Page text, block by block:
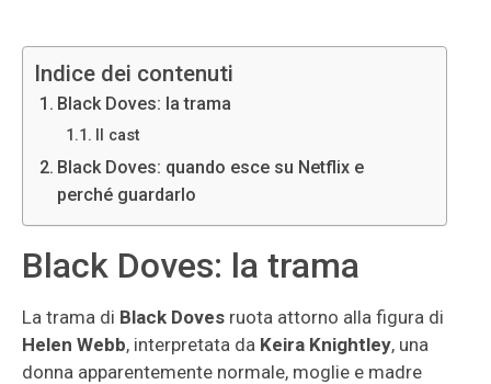
Indice dei contenuti
Black Doves: la trama
Il cast
Black Doves: quando esce su Netflix e
perché guardarlo
Black Doves: la trama
La trama di Black Doves ruota attorno alla figura di
Helen Webb, interpretata da Keira Knightley, una
donna apparentemente normale, moglie e madre